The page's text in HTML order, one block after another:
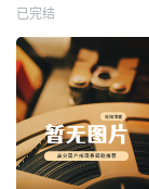
未知
已完结